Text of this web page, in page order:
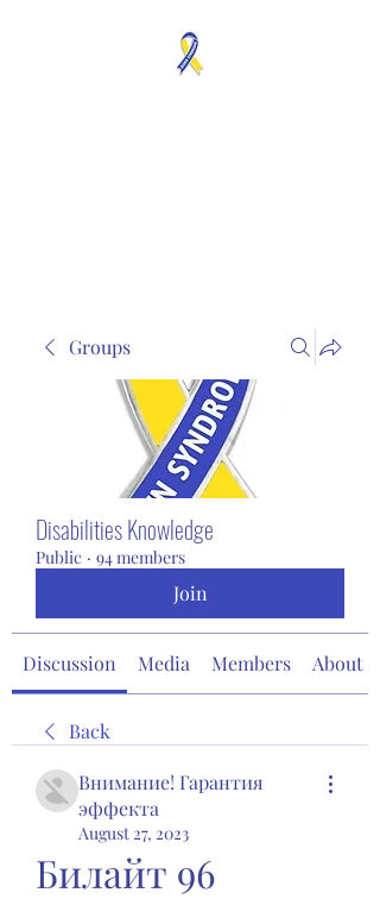
Groups
Disabilities Knowledge
Public · 94 members
Join
Discussion Media Members About
Back
Внимание! Гарантия
эффекта
August 27, 2023
Билайт 96